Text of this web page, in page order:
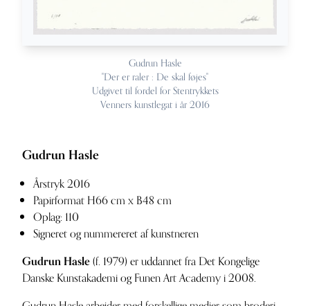
Gudrun Hasle
"Der er raler : De skal føjes"
Udgivet til fordel for Stentrykkets
Venners kunstlegat i år 2016
Gudrun Hasle
Årstryk 2016
Papirformat H66 cm x B48 cm
Oplag: 110
Signeret og nummereret af kunstneren
Gudrun Hasle(f. 1979) er uddannet fra Det Kongelige
Danske Kunstakademi og Funen Art Academy i 2008.